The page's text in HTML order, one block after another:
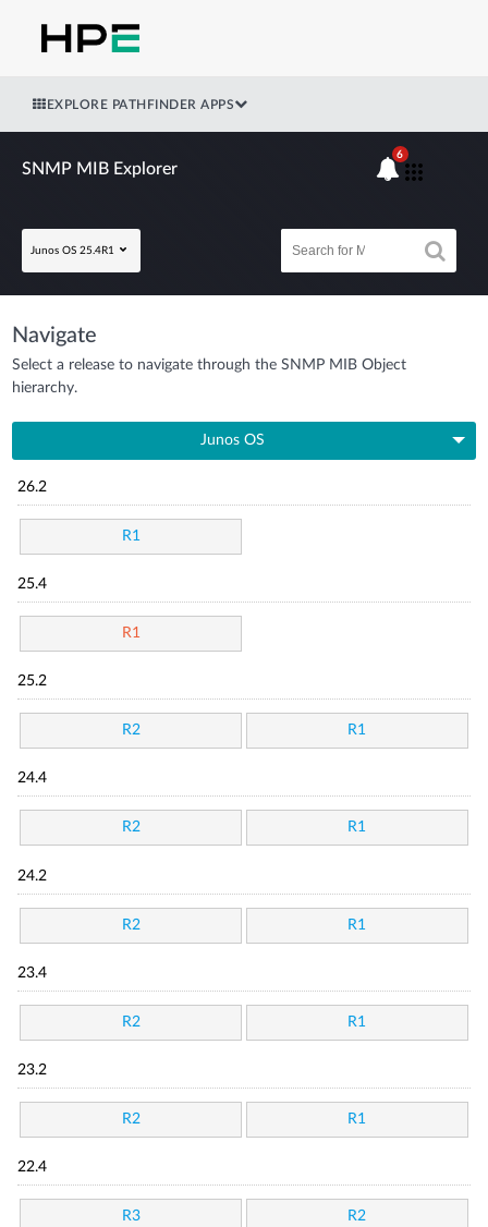
EXPLORE PATHFINDER APPS
SNMP MIB Explorer
Junos OS 25.4R1
6
Navigate
Select a release to navigate through the SNMP MIB Object
hierarchy.
Junos OS
26.2
R1
25.4
R1
25.2
R2 R1
24.4
R2 R1
24.2
R2 R1
23.4
R2 R1
23.2
R2 R1
22.4
R3 R2